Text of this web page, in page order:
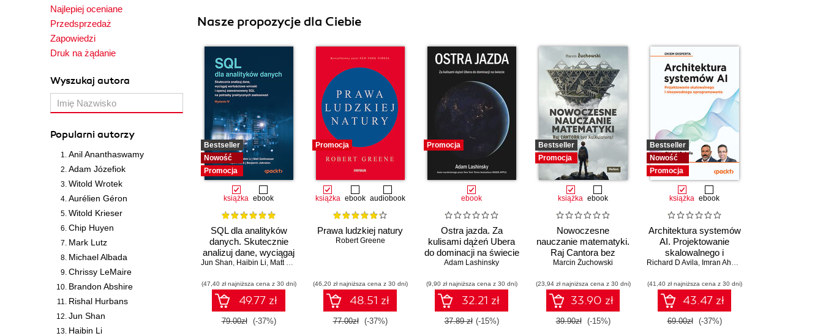
Najlepiej oceniane
Przedsprzedaż
Zapowiedzi
Druk na żądanie
Wyszukaj autora
Popularni autorzy
Anil Ananthaswamy
Adam Józefiok
Witold Wrotek
Aurélien Géron
Witold Krieser
Chip Huyen
Mark Lutz
Michael Albada
Chrissy LeMaire
Brandon Abshire
Rishal Hurbans
Jun Shan
Haibin Li
Nasze propozycje dla Ciebie
Bestseller
Nowość
Promocja
książka ebook
SQL dla analityków
danych. Skutecznie
analizuj dane, wyciągaj
wartościowe wnioski i
SQL na potrzeby
praktycznych
zastosowań. Wydanie
IV
Jun Shan, Haibin Li, Matt Goldwasser
(47,40 zł najniższa cena z 30 dni)
49.77 zł
79.00zł (-37%)
Promocja
książka ebook audiobook
Prawa ludzkiej natury
Robert Greene
(46,20 zł najniższa cena z 30 dni)
48.51 zł
77.00zł (-37%)
Promocja
ebook
Ostra jazda. Za
kulisami dążeń Ubera
do dominacji na świecie
Adam Lashinsky
(9,90 zł najniższa cena z 30 dni)
32.21 zł
37.89 zł (-15%)
Bestseller
Promocja
książka ebook
Nowoczesne
nauczanie matematyki.
Raj Cantora bez
kalkulatora?
Marcin Żuchowski
(23,94 zł najniższa cena z 30 dni)
33.90 zł
39.90zł (-15%)
Bestseller
Nowość
Promocja
książka ebook
Architektura systemów
AI. Projektowanie
skalowalnego i
niezawodnego
Richard D Avila, Imran Ahmad
(41,40 zł najniższa cena z 30 dni)
43.47 zł
69.00zł (-37%)